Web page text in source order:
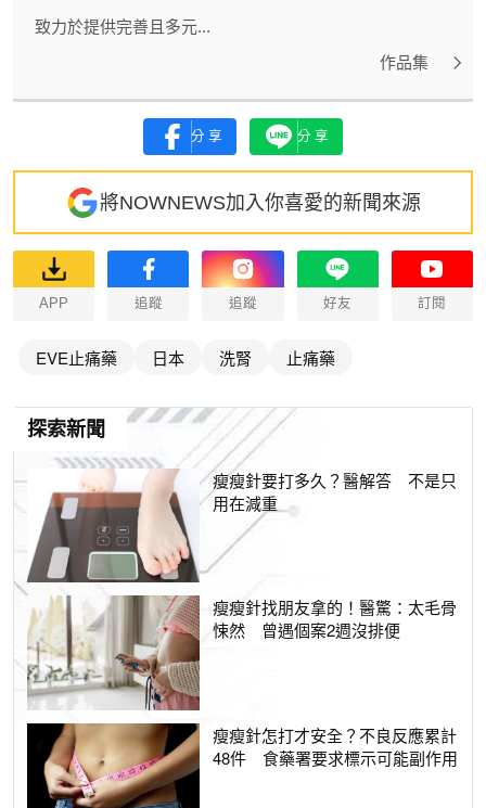
致力於提供完善且多元...
作品集
分享 分享
將NOWNEWS加入你喜愛的新聞來源
APP 追蹤 追蹤 好友 訂閱
EVE止痛藥 日本 洗腎 止痛藥
探索新聞
瘦瘦針要打多久？醫解答 不是只
用在減重
瘦瘦針找朋友拿的！醫驚：太毛骨
悚然 曾遇個案2週沒排便
瘦瘦針怎打才安全？不良反應累計
48件 食藥署要求標示可能副作用